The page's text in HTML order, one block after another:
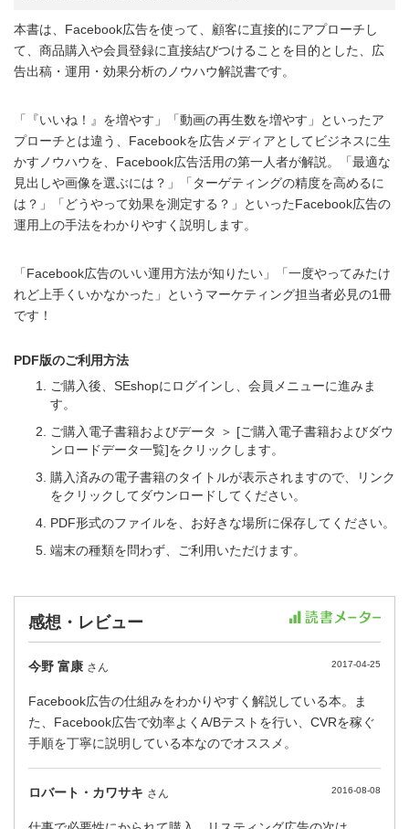
本書は、Facebook広告を使って、顧客に直接的にアプローチし
て、商品購入や会員登録に直接結びつけることを目的とした、広
告出稿・運用・効果分析のノウハウ解説書です。
「『いいね！』を増やす」「動画の再生数を増やす」といったア
プローチとは違う、Facebookを広告メディアとしてビジネスに生
かすノウハウを、Facebook広告活用の第一人者が解説。「最適な
見出しや画像を選ぶには？」「ターゲティングの精度を高めるに
は？」「どうやって効果を測定する？」といったFacebook広告の
運用上の手法をわかりやすく説明します。
「Facebook広告のいい運用方法が知りたい」「一度やってみたけ
れど上手くいかなかった」というマーケティング担当者必見の1冊
です！
PDF版のご利用方法
ご購入後、SEshopにログインし、会員メニューに進みま
す。
ご購入電子書籍およびデータ ＞ [ご購入電子書籍およびダウ
ンロードデータ一覧]をクリックします。
購入済みの電子書籍のタイトルが表示されますので、リンク
をクリックしてダウンロードしてください。
PDF形式のファイルを、お好きな場所に保存してください。
端末の種類を問わず、ご利用いただけます。
感想・レビュー
今野 富康 さん 2017-04-25
Facebook広告の仕組みをわかりやすく解説している本。ま
た、Facebook広告で効率よくA/Bテストを行い、CVRを稼ぐ
手順を丁寧に説明している本なのでオススメ。
ロバート・カワサキ さん 2016-08-08